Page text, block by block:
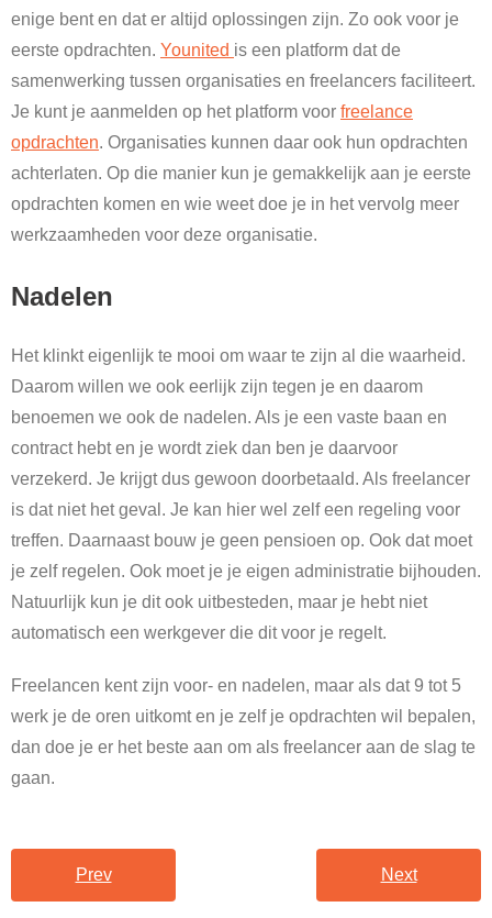
enige bent en dat er altijd oplossingen zijn. Zo ook voor je
eerste opdrachten. Younited is een platform dat de
samenwerking tussen organisaties en freelancers faciliteert.
Je kunt je aanmelden op het platform voor freelance
opdrachten. Organisaties kunnen daar ook hun opdrachten
achterlaten. Op die manier kun je gemakkelijk aan je eerste
opdrachten komen en wie weet doe je in het vervolg meer
werkzaamheden voor deze organisatie.
Nadelen
Het klinkt eigenlijk te mooi om waar te zijn al die waarheid.
Daarom willen we ook eerlijk zijn tegen je en daarom
benoemen we ook de nadelen. Als je een vaste baan en
contract hebt en je wordt ziek dan ben je daarvoor
verzekerd. Je krijgt dus gewoon doorbetaald. Als freelancer
is dat niet het geval. Je kan hier wel zelf een regeling voor
treffen. Daarnaast bouw je geen pensioen op. Ook dat moet
je zelf regelen. Ook moet je je eigen administratie bijhouden.
Natuurlijk kun je dit ook uitbesteden, maar je hebt niet
automatisch een werkgever die dit voor je regelt.
Freelancen kent zijn voor- en nadelen, maar als dat 9 tot 5
werk je de oren uitkomt en je zelf je opdrachten wil bepalen,
dan doe je er het beste aan om als freelancer aan de slag te
gaan.
Prev Next